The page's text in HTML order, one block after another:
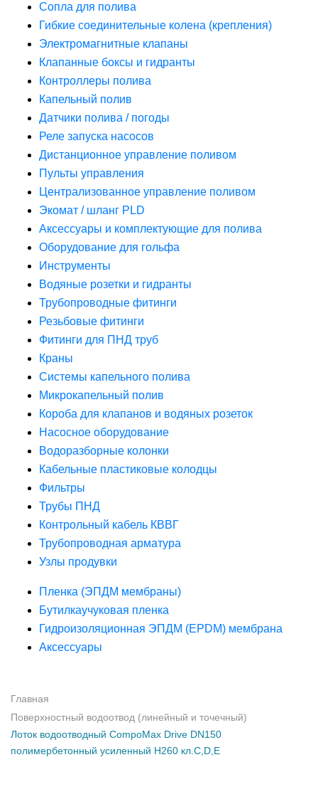
Сопла для полива
Гибкие соединительные колена (крепления)
Электромагнитные клапаны
Клапанные боксы и гидранты
Контроллеры полива
Капельный полив
Датчики полива / погоды
Реле запуска насосов
Дистанционное управление поливом
Пульты управления
Централизованное управление поливом
Экомат / шланг PLD
Аксессуары и комплектующие для полива
Оборудование для гольфа
Инструменты
Водяные розетки и гидранты
Трубопроводные фитинги
Резьбовые фитинги
Фитинги для ПНД труб
Краны
Системы капельного полива
Микрокапельный полив
Короба для клапанов и водяных розеток
Насосное оборудование
Водоразборные колонки
Кабельные пластиковые колодцы
Фильтры
Трубы ПНД
Контрольный кабель КВВГ
Трубопроводная арматура
Узлы продувки
Пленка (ЭПДМ мембраны)
Бутилкаучуковая пленка
Гидроизоляционная ЭПДМ (EPDM) мембрана
Аксессуары
Главная
Поверхностный водоотвод (линейный и точечный)
Лоток водоотводный CompoMax Drive DN150
полимербетонный усиленный H260 кл.С,D,Е